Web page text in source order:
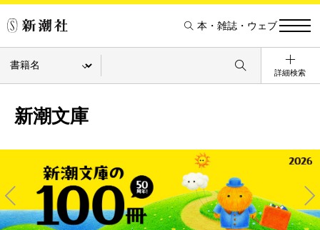
本・雑誌・ウェブ
詳細検索
新潮文庫
Pre
Ne